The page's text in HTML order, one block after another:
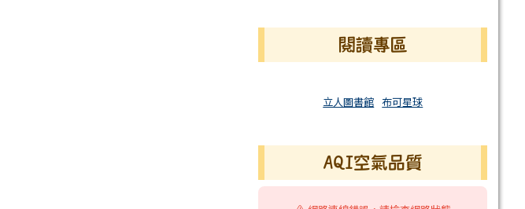
閱讀專區
立人圖書館 布可星球
AQI空氣品質